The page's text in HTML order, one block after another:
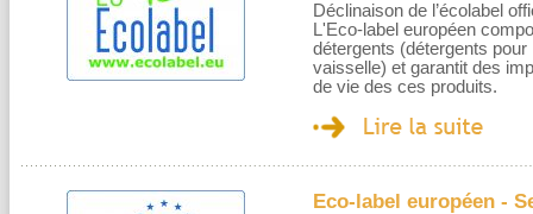
Déclinaison de l’écolabel
L'Eco-label européen
détergents (détergents
vaisselle) et garantit des
de vie des ces produits.
Eco-label européen -